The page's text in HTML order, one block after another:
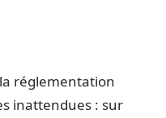
réglementation
inattendues : sur